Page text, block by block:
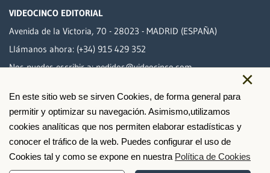
×
En este sitio web se sirven Cookies, de forma general para
permitir y optimizar su navegación. Asimismo,utilizamos
cookies analíticas que nos permiten elaborar estadísticas y
conocer el tráfico de la web. Puedes configurar el uso de
Cookies tal y como se expone en nuestra Política de Cookies
VIDEOCINCO EDITORIAL
Avenida de la Victoria, 70 - 28023 - MADRID (ESPAÑA)
Llámanos ahora: (+34) 915 429 352
Nos puedes escribir a:pedidos@videocinco.com
PAGO SEGURO